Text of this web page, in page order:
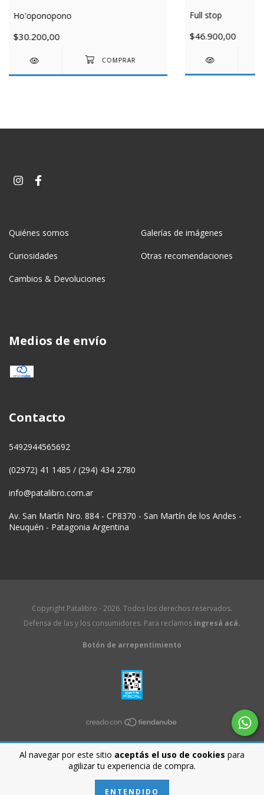
Al navegar por este sitio aceptás el uso de cookies para
agilizar tu experiencia de compra.
ENTENDIDO
Ho'oponopono
$30.200,00
Full stop
$46.900,00
Quiénes somos Galerías de imágenes
Curiosidades Otras recomendaciones
Cambios & Devoluciones
Medios de envío
Contacto
5492944565692
(02972) 41 1485 / (294) 434 2780
info@patalibro.com.ar
Av. San Martín Nro. 884 - CP8370 - San Martín de los Andes -
Neuquén - Patagonia Argentina
Copyright Patalibro - 2026. Todos los derechos reservados.
Defensa de las y los consumidores. Para reclamos ingresá acá.
Botón de arrepentimiento